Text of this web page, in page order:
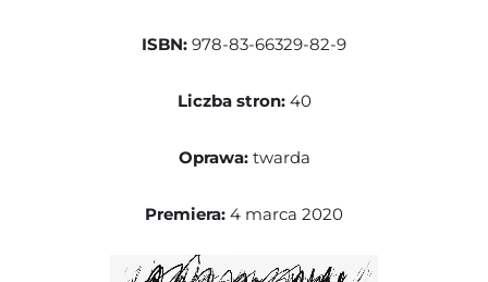
ISBN: 978-83-66329-82-9
Liczba stron: 40
Oprawa:twarda
Premiera: 4 marca 2020